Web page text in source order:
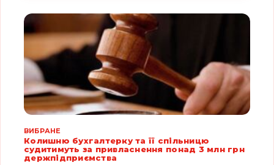
ВИБРАНЕ
Колишню бухгалтерку та її спільницю
судитимуть за привласнення понад 3 млн грн
держпідприємства